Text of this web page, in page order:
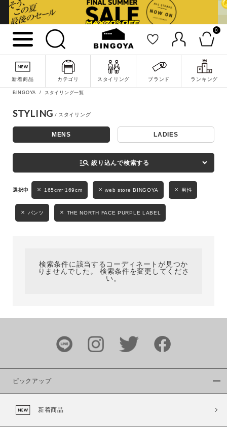
0
新着商品 カテゴリ スタイリング ブランド ランキング
詳細検索
キーワード
性別
MENS LADIES KIDS
ブランド
カラー
BINGOYA スタイリング一覧
STYLING
MENS LADIES
manage_search 絞り込んで検索する
165cm~169cm web store BINGOYA 男性
パンツ THE NORTH FACE PURPLE LABEL
検索条件に該当するコーディネートが見つか
りませんでした。 検索条件を変更してくださ
い。
ピックアップ
新着商品